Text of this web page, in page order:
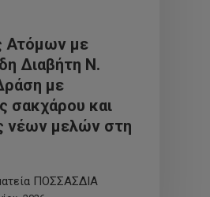
Ατόμων με
Διαβήτη Ν.
με
σακχάρου και
νέων μελών στη
ΠΟΣΣΑΣΔΙΑ